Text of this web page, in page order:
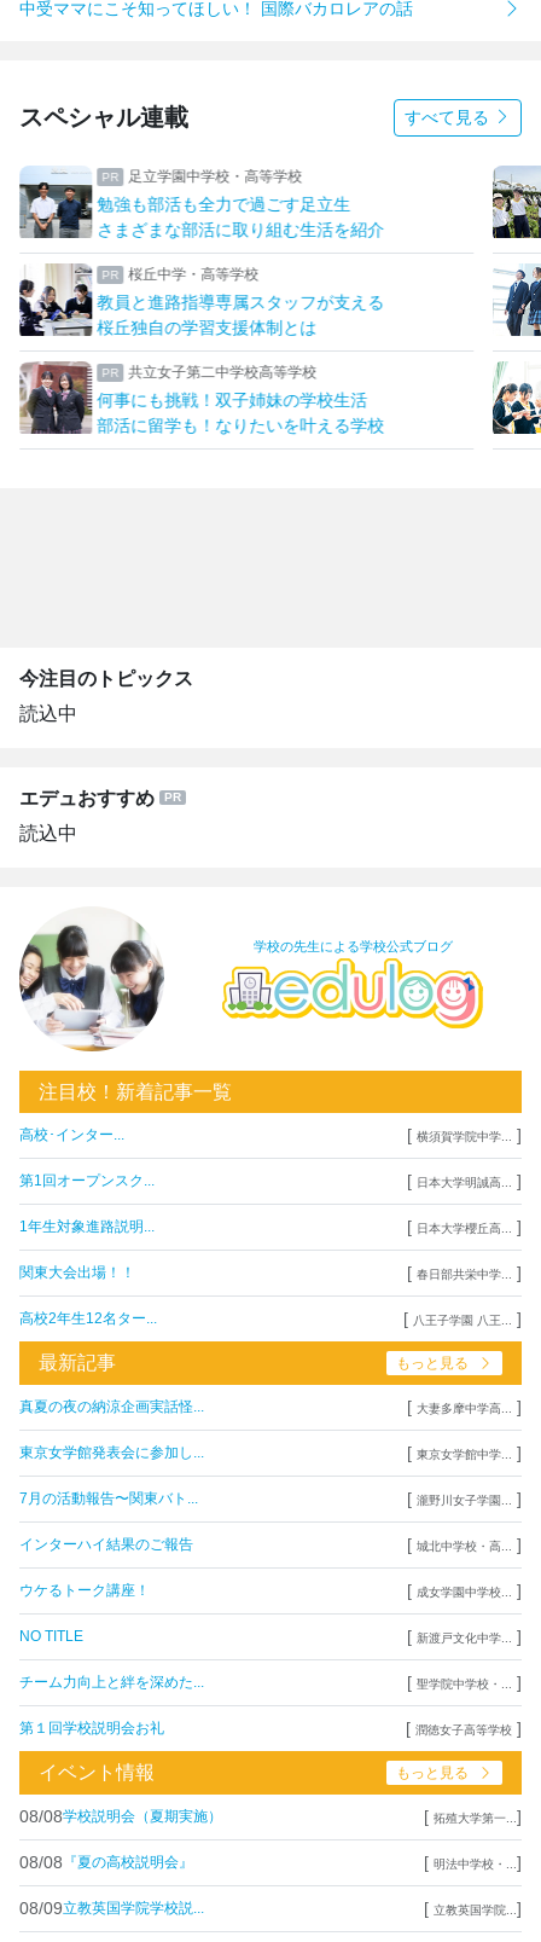
中受ママにこそ知ってほしい！ 国際バカロレアの話
スペシャル連載 すべて見る
足立学園中学校・高等学校
勉強も部活も全力で過ごす足立生
さまざまな部活に取り組む生活を紹介
桜丘中学・高等学校
教員と進路指導専属スタッフが支える
桜丘独自の学習支援体制とは
共立女子第二中学校高等学校
何事にも挑戦！双子姉妹の学校生活
部活に留学も！なりたいを叶える学校
今注目のトピックス
読込中
エデュおすすめ
読込中
学校の先生による学校公式ブログ
注目校！新着記事一覧
高校･インター... [ 横須賀学院中学... ]
第1回オープンスク... [ 日本大学明誠高... ]
1年生対象進路説明... [ 日本大学櫻丘高... ]
関東大会出場！！ [ 春日部共栄中学... ]
高校2年生12名ター... [ 八王子学園 八王... ]
最新記事 もっと見る
真夏の夜の納涼企画実話怪... [ 大妻多摩中学高... ]
東京女学館発表会に参加し... [ 東京女学館中学... ]
7月の活動報告〜関東バト... [ 瀧野川女子学園... ]
インターハイ結果のご報告 [ 城北中学校・高... ]
ウケるトーク講座！ [ 成女学園中学校... ]
NO TITLE [ 新渡戸文化中学... ]
チーム力向上と絆を深めた... [ 聖学院中学校・... ]
第１回学校説明会お礼 [ 潤徳女子高等学校 ]
イベント情報 もっと見る
08/08学校説明会（夏期実施） [ 拓殖大学第一... ]
08/08 『夏の高校説明会』 [ 明法中学校・... ]
08/09立教英国学院学校説... [ 立教英国学院... ]